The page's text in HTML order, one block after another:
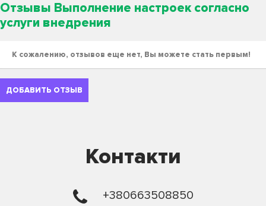
Отзывы Выполнение настроек согласно
услуги внедрения
К сожалению, отзывов еще нет, Вы можете стать первым!
ДОБАВИТЬ ОТЗЫВ
Контакти
+380663508850